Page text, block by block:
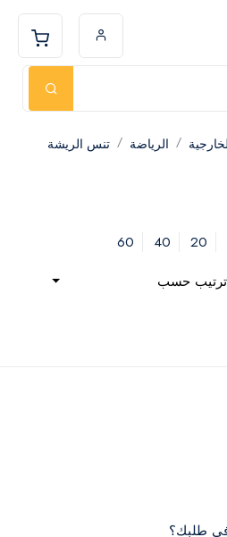
الرياضة تنس الريشة
20
40
60
ترتيب حسب
طلبك؟